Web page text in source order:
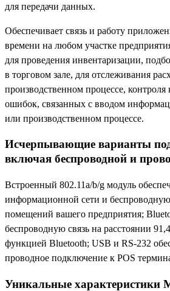
для передачи данных.
Обеспечивает связь и работу
времени на любом участке
для проведения инвентаризации,
в торговом зале, для отслеживания
производственном процессе, контроля
ошибок, связанных с вводом
или производственном процессе.
Исчерпывающие варианты
включая беспроводной и
Встроенный 802.11a/b/g модуль
информационной сети и
помещений вашего предприятия;
беспроводную связь на расстоянии
функцией Bluetooth; USB и RS-232
проводное подключение к POS
Уникальные характеристики